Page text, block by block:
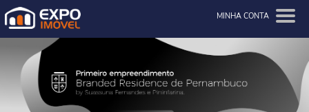
MINHA CONTA